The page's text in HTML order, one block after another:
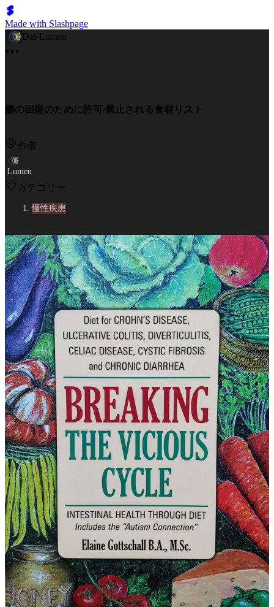
Made with Slashpage
Dal-Lumen
腸の回復のために許可/禁止される食材リスト
作者
Lumen
カテゴリー
慢性疾患